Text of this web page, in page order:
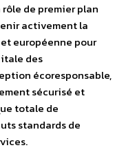
de premier plan
activement la
européenne pour
des
écoresponsable,
sécurisé et
totale de
standards de